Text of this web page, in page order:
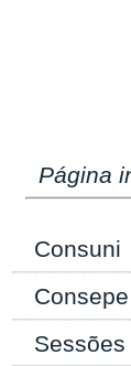
Página
Consuni
Consepe